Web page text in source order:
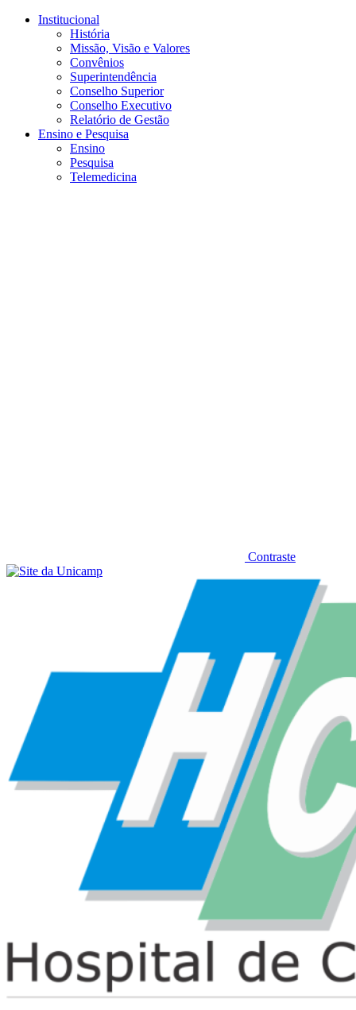
Conteúdo principal
Institucional
História
Missão, Visão e Valores
Convênios
Superintendência
Conselho Superior
Conselho Executivo
Relatório de Gestão
Ensino e Pesquisa
Ensino
Pesquisa
Telemedicina
Contraste